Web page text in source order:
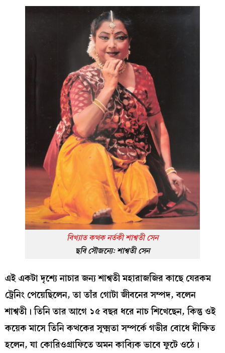
বিখ্যাত কত্থক নর্তকী শাশ্বতী সেন
ছবি সৌজন্যে: শাশ্বতী সেন
এই একটা দৃশ্যে নাচার জন্য শাশ্বতী মহারাজজির কাছে যেরকম
ট্রেনিং পেয়েছিলেন, তা তাঁর গোটা জীবনের সম্পদ, বলেন
শাশ্বতী। তিনি তার আগে ১৫ বছর ধরে নাচ শিখেছেন, কিন্তু ওই
কয়েক মাসে তিনি কত্থকের সূক্ষ্মতা সম্পর্কে গভীর বোধে দীক্ষিত
হলেন, যা কোরিওগ্রাফিতে অমন কাব্যিক ভাবে ফুটে ওঠে।